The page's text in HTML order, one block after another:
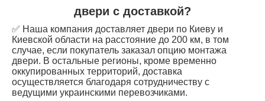
двери с доставкой?
✅ Наша компания доставляет двери по Киеву и
Киевской области на расстояние до 200 км, в том
случае, если покупатель заказал опцию монтажа
двери. В остальные регионы, кроме временно
оккупированных территорий, доставка
осуществляется благодаря сотрудничеству с
ведущими украинскими перевозчиками.